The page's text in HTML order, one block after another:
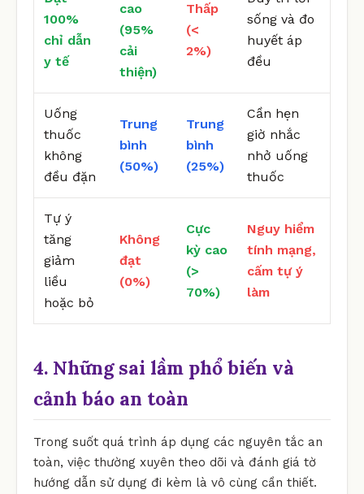
100%
chỉ dẫn
y tế
cao
(95%
cải
thiện)
Thấp
(<
2%)
sống và đo
huyết áp
đều
Uống
thuốc
không
đều đặn
Trung
bình
(50%)
Trung
bình
(25%)
Cần hẹn
giờ nhắc
nhở uống
thuốc
Tự ý
tăng
giảm
liều
hoặc bỏ
Không
đạt
(0%)
Cực
kỳ cao
(>
70%)
Nguy hiểm
tính mạng,
cấm tự ý
làm
4. Những sai lầm phổ biến và
cảnh báo an toàn
Trong suốt quá trình áp dụng các nguyên tắc an
toàn, việc thường xuyên theo dõi và đánh giá tờ
hướng dẫn sử dụng đi kèm là vô cùng cần thiết.